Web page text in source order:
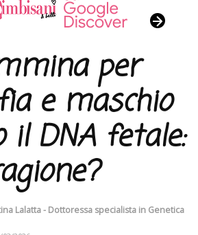
per
e maschio
il DNA fetale:
Lalatta - Dottoressa specialista in Genetica